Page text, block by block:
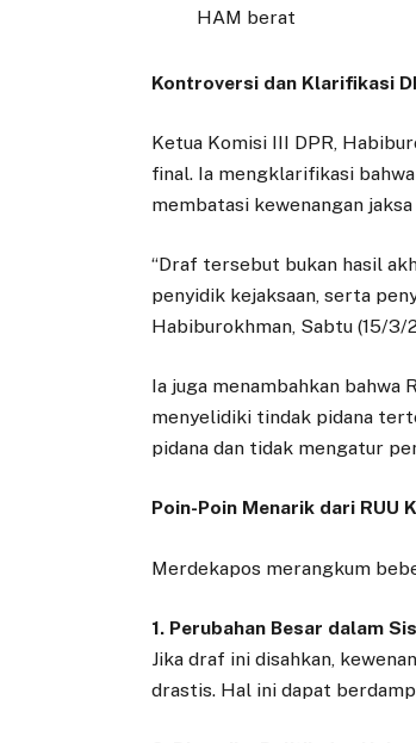
HAM berat
Kontroversi dan Klarifikasi
Ketua Komisi III DPR,
final. Ia mengklarifikasi
membatasi kewenangan
“Draf tersebut bukan hasil
penyidik kejaksaan, serta
Habiburokhman, Sabtu (15/3/
Ia juga menambahkan
menyelidiki tindak pidana
pidana dan tidak mengatur
Poin-Poin Menarik dari RUU
Merdekapos merangkum
1. Perubahan Besar dalam
Jika draf ini disahkan,
drastis. Hal ini dapat